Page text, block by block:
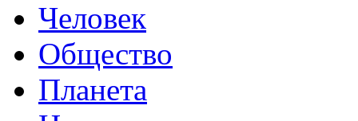
Человек
Общество
Планета